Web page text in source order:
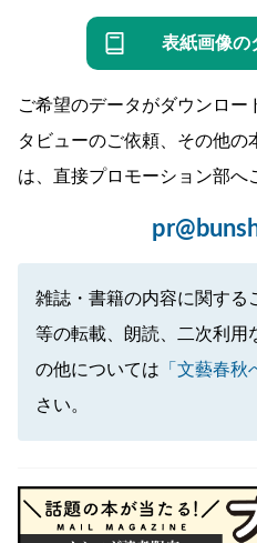
表紙画像の
ご希望のデータがダウンロー
タビューのご依頼、その他の
は、直接プロモーション部へ
雑誌・書籍の内容に関する
等の転載、朗読、二次利用
の他については 「文藝春秋
さい。